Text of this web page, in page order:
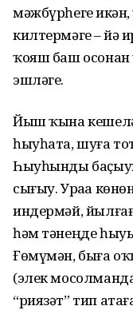
мәжбүрһегеҙ
килтермәгеҙ –
ҡояш баш осонан
эшләгеҙ.
Йыш ҡына
һыуһата, шуға
Һыуһынды
сығыу. Ураҙа
индермәй,
һәм тәнеңде
Ғөмүмән, быға
(элек
“риязәт” тип